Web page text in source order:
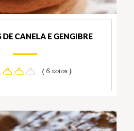
CANELA E GENGIBRE
( 6 votos )